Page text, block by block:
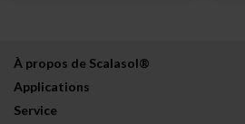
À propos de Scalasol®
Applications
Service